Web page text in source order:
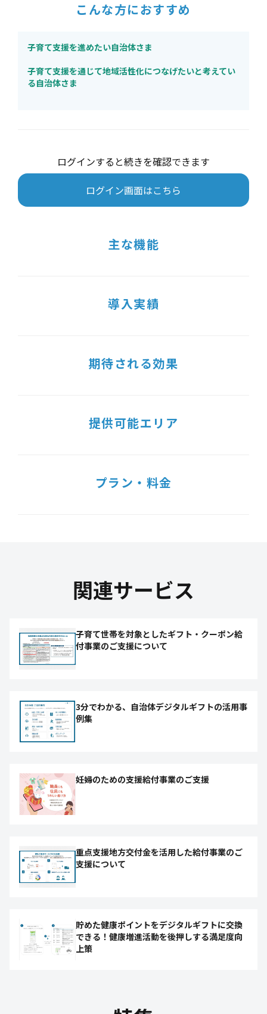
こんな方におすすめ
子育て支援を進めたい自治体さま
子育て支援を通じて地域活性化につなげたいと考えてい
る自治体さま
ログインすると続きを確認できます
ログイン画面はこちら
主な機能
導入実績
期待される効果
提供可能エリア
プラン・料金
関連サービス
子育て世帯を対象としたギフト・クーポン給
付事業のご支援について
3分でわかる、自治体デジタルギフトの活用事
例集
妊婦のための支援給付事業のご支援
重点支援地方交付金を活用した給付事業のご
支援について
貯めた健康ポイントをデジタルギフトに交換
できる！健康増進活動を後押しする満足度向
上策